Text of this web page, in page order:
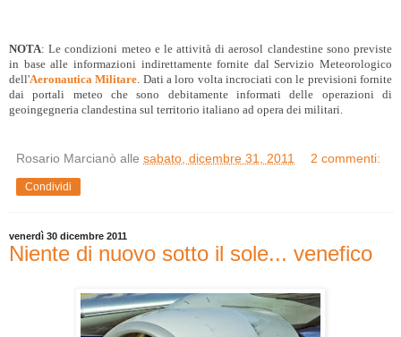
NOTA: Le condizioni meteo e le attività di aerosol clandestine sono previste
in base alle informazioni indirettamente fornite dal Servizio Meteorologico
dell'Aeronautica Militare. Dati a loro volta incrociati con le previsioni fornite
dai portali meteo che sono debitamente informati delle operazioni di
geoingegneria clandestina sul territorio italiano ad opera dei militari.
Rosario Marcianò alle sabato, dicembre 31, 2011 2 commenti:
Condividi
venerdì 30 dicembre 2011
Niente di nuovo sotto il sole... venefico